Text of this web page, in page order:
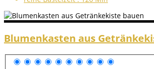
Blumenkasten aus